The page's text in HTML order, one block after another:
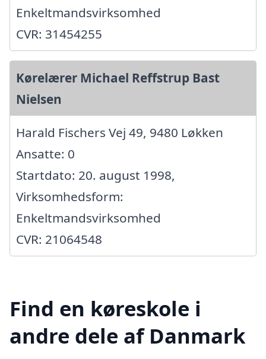
Enkeltmandsvirksomhed
CVR: 31454255
Kørelærer Michael Reffstrup Bast
Nielsen
Harald Fischers Vej 49, 9480 Løkken
Ansatte: 0
Startdato: 20. august 1998,
Virksomhedsform:
Enkeltmandsvirksomhed
CVR: 21064548
Find en køreskole i
andre dele af Danmark